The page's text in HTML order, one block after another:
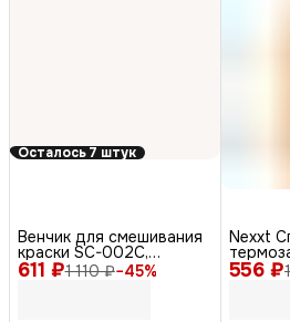
Осталось 7 штук
611 ₽1 110 ₽−45%
Венчик для смешивания
краски SC-002C,
серебристый 556 ₽
Nexxt
250 мл